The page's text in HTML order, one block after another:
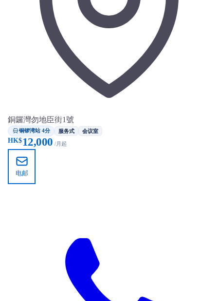
銅鑼灣勿地臣街1號
铜锣湾站 4分 服务式 会议室
HK$12,000 /月起
电邮